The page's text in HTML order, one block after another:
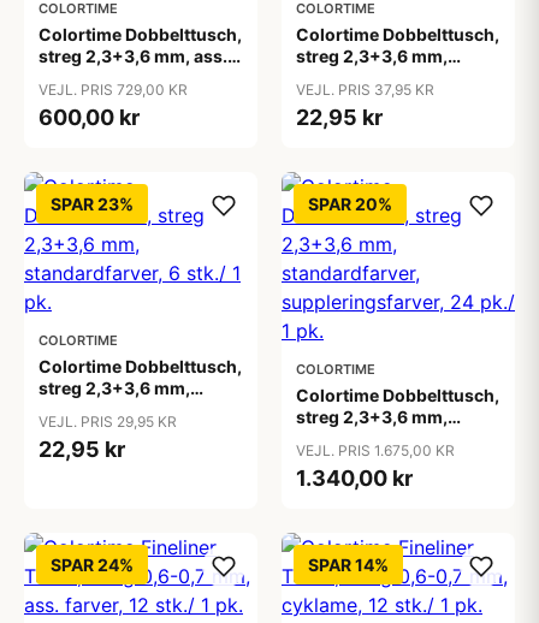
COLORTIME
Colortime Dobbelttusch,
streg 2,3+3,6 mm, ass.
VEJL. PRIS 729,00 KR
600,00 kr
COLORTIME
Colortime Dobbelttusch,
streg 2,3+3,6 mm,
VEJL. PRIS 37,95 KR
22,95 kr
SPAR 23%
COLORTIME
Colortime Dobbelttusch,
streg 2,3+3,6 mm,
pk.
VEJL. PRIS 29,95 KR
22,95 kr
SPAR 20%
COLORTIME
Colortime Dobbelttusch,
streg 2,3+3,6 mm,
suppleringsfarver, 24
pk./ 1 pk.
VEJL. PRIS 1.675,00 KR
1.340,00 kr
SPAR 24% SPAR 14%